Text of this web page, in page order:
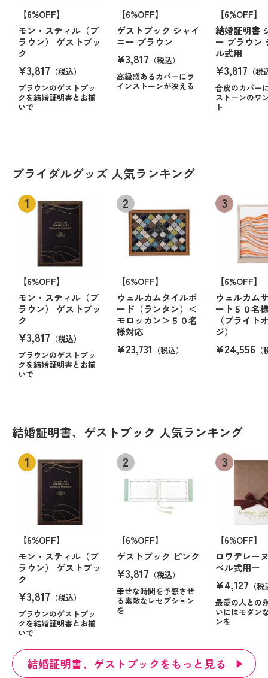
【6%OFF】
モン・スティル（ブ
ラウン） ゲストブッ
ク
¥3,817 （税込）
ブラウンのゲストブッ
クを結婚証明書とお揃
いで
【6%OFF】
ゲストブック シャイ
ニー ブラウン
¥3,817 （税込）
高級感あるカバーにラ
インストーンが映える
【6%OFF】
結婚証明書
ー ブラウン
ル式用
¥3,817 （税
合皮のカバー
ストーンのワ
ト
ブライダルグッズ 人気ランキング
【6%OFF】
モン・スティル（ブ
ラウン） ゲストブッ
ク
¥3,817 （税込）
ブラウンのゲストブッ
クを結婚証明書とお揃
いで
【6%OFF】
ウェルカムタイルボ
ード（ランタン）＜
モロッカン＞５０名
様対応
¥23,731 （税込）
【6%OFF】
ウェルカム
ート５０名
（ブライト
ジ）
¥24,556
結婚証明書、ゲストブック 人気ランキング
【6%OFF】
モン・スティル（ブ
ラウン） ゲストブッ
ク
¥3,817 （税込）
ブラウンのゲストブッ
クを結婚証明書とお揃
いで
【6%OFF】
ゲストブック ピンク
¥3,817 （税込）
幸せな時間を予感させ
る素敵なレセプション
を
【6%OFF】
ロワデレー
ペル式用ー
¥4,127 （
最愛の人との
いにはモダン
ンを
結婚証明書、ゲストブックをもっと見る